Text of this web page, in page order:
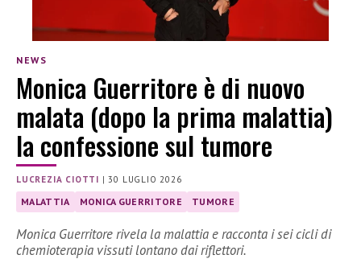
NEWS
Monica Guerritore è di nuovo
malata (dopo la prima malattia)
la confessione sul tumore
LUCREZIA CIOTTI |30 LUGLIO 2026
MALATTIA MONICA GUERRITORE TUMORE
Monica Guerritore rivela la malattia e racconta i sei cicli di
chemioterapia vissuti lontano dai riflettori.